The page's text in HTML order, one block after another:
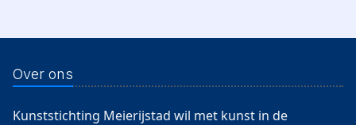
Over ons
Kunststichting Meierijstad wil met kunst in de